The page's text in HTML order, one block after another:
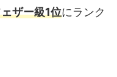
ザー級1位にランク